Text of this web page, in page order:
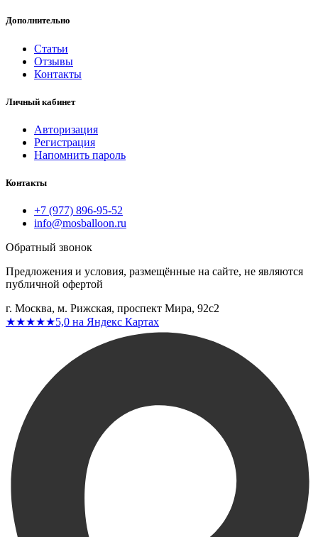
Дополнительно
Статьи
Отзывы
Контакты
Личный кабинет
Авторизация
Регистрация
Напомнить пароль
Контакты
+7 (977) 896-95-52
info@mosballoon.ru
Обратный звонок
Предложения и условия, размещённые на сайте, не являются
публичной офертой
г. Москва, м. Рижская, проспект Мира, 92с2
★★★★★5,0 на Яндекс Картах